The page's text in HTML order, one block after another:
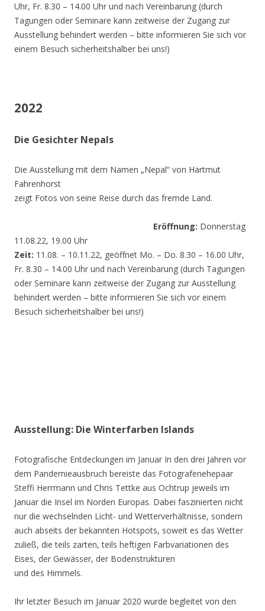
Uhr, Fr. 8.30 – 14.00 Uhr und nach Vereinbarung (durch
Tagungen oder Seminare kann zeitweise der Zugang zur
Ausstellung behindert werden – bitte informieren Sie sich vor
einem Besuch sicherheitshalber bei uns!)
2022
Die Gesichter Nepals
Die Ausstellung mit dem Namen „Nepal“ von Hartmut
Fahrenhorst
zeigt Fotos von seine Reise durch das fremde Land.
Eröffnung: Donnerstag
11.08.22, 19.00 Uhr
Zeit: 11.08. – 10.11.22, geöffnet Mo. – Do. 8.30 – 16.00 Uhr,
Fr. 8.30 – 14.00 Uhr und nach Vereinbarung (durch Tagungen
oder Seminare kann zeitweise der Zugang zur Ausstellung
behindert werden – bitte informieren Sie sich vor einem
Besuch sicherheitshalber bei uns!)
Ausstellung: Die Winterfarben Islands
Fotografische Entdeckungen im Januar In den drei Jahren vor
dem Pandemieausbruch bereiste das Fotografenehepaar
Steffi Herrmann und Chris Tettke aus Ochtrup jeweils im
Januar die Insel im Norden Europas. Dabei faszinierten nicht
nur die wechselnden Licht- und Wetterverhältnisse, sondern
auch abseits der bekannten Hotspots, soweit es das Wetter
zuließ, die teils zarten, teils heftigen Farbvariationen des
Eises, der Gewässer, der Bodenstrukturen
und des Himmels.
Ihr letzter Besuch im Januar 2020 wurde begleitet von den